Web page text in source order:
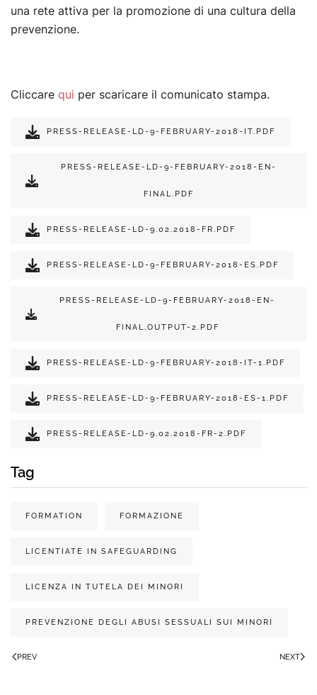
una rete attiva per la promozione di una cultura della
prevenzione.
Cliccare qui per scaricare il comunicato stampa.
PRESS-RELEASE-LD-9-FEBRUARY-2018-IT.PDF
PRESS-RELEASE-LD-9-FEBRUARY-2018-EN-
FINAL.PDF
PRESS-RELEASE-LD-9.02.2018-FR.PDF
PRESS-RELEASE-LD-9-FEBRUARY-2018-ES.PDF
PRESS-RELEASE-LD-9-FEBRUARY-2018-EN-
FINAL.OUTPUT-2.PDF
PRESS-RELEASE-LD-9-FEBRUARY-2018-IT-1.PDF
PRESS-RELEASE-LD-9-FEBRUARY-2018-ES-1.PDF
PRESS-RELEASE-LD-9.02.2018-FR-2.PDF
Tag
FORMATION FORMAZIONE
LICENTIATE IN SAFEGUARDING
LICENZA IN TUTELA DEI MINORI
PREVENZIONE DEGLI ABUSI SESSUALI SUI MINORI
PREV NEXT